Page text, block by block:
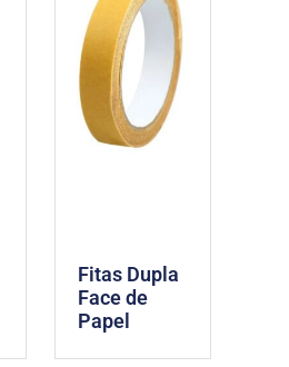
Fitas Dupla
Face de
Papel